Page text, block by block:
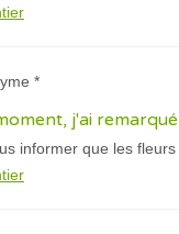
*
j'ai
informer que les